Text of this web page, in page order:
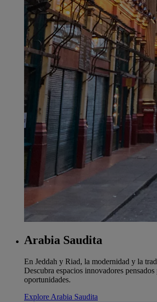
Arabia Saudita
En Jeddah y Riad, la modernidad y la
Descubra espacios innovadores
oportunidades.
Explore Arabia Saudita